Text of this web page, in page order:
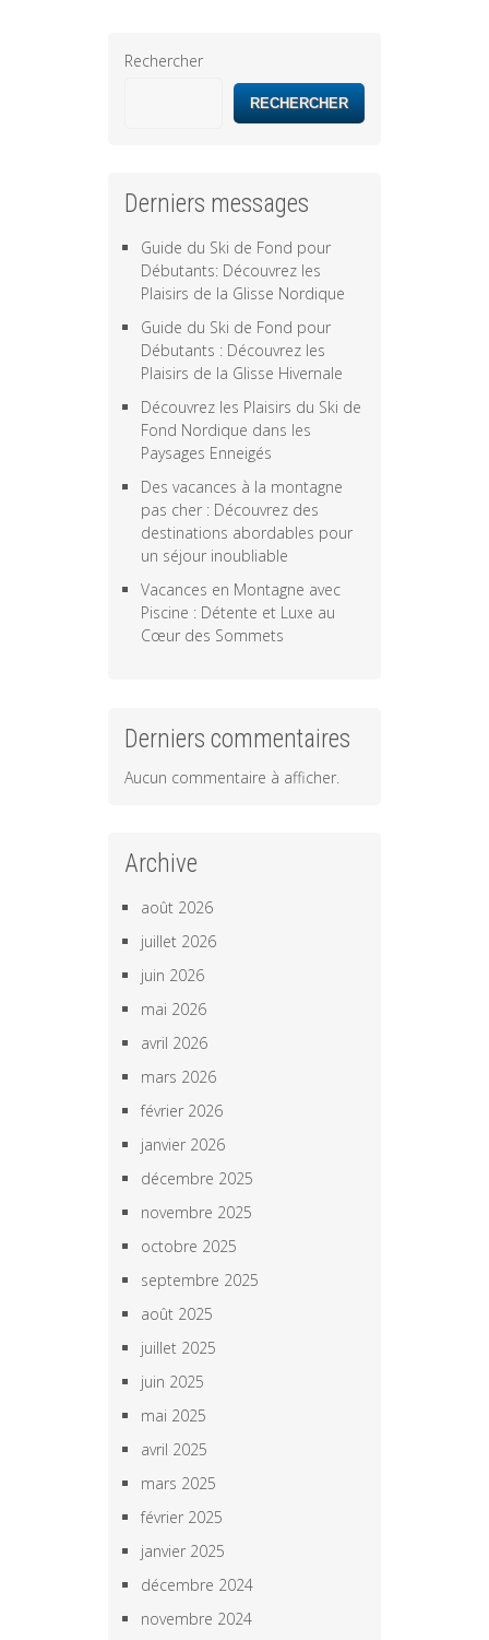
Rechercher
RECHERCHER
Derniers messages
Guide du Ski de Fond pour
Débutants: Découvrez les
Plaisirs de la Glisse Nordique
Guide du Ski de Fond pour
Débutants : Découvrez les
Plaisirs de la Glisse Hivernale
Découvrez les Plaisirs du Ski de
Fond Nordique dans les
Paysages Enneigés
Des vacances à la montagne
pas cher : Découvrez des
destinations abordables pour
un séjour inoubliable
Vacances en Montagne avec
Piscine : Détente et Luxe au
Cœur des Sommets
Derniers commentaires
Aucun commentaire à afficher.
Archive
août 2026
juillet 2026
juin 2026
mai 2026
avril 2026
mars 2026
février 2026
janvier 2026
décembre 2025
novembre 2025
octobre 2025
septembre 2025
août 2025
juillet 2025
juin 2025
mai 2025
avril 2025
mars 2025
février 2025
janvier 2025
décembre 2024
novembre 2024